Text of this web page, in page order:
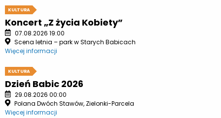
KULTURA
Koncert „Z życia Kobiety”
07.08.2026 19:00
Scena letnia – park w Starych Babicach
Więcej informacji
KULTURA
Dzień Babic 2026
29.08.2026 00:00
Polana Dwóch Stawów, Zielonki-Parcela
Więcej informacji